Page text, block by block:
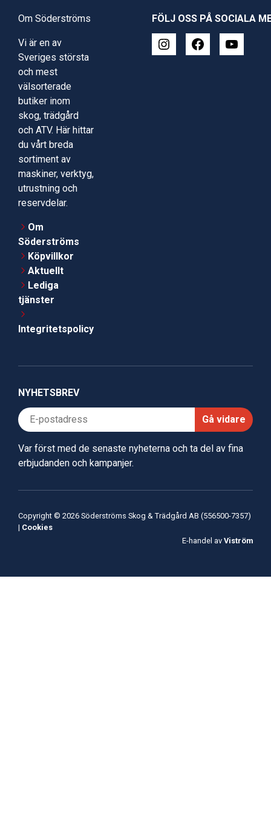
Om Söderströms
Vi är en av
Sveriges största
och mest
välsorterade
butiker inom
skog, trädgård
och ATV. Här hittar
du vårt breda
sortiment av
maskiner, verktyg,
utrustning och
reservdelar.
Om
Söderströms
Köpvillkor
Aktuellt
Lediga
tjänster
Integritetspolicy
FÖLJ OSS PÅ SOCIALA
NYHETSBREV
Gå vidare
Var först med de senaste nyheterna och ta del av fina
erbjudanden och kampanjer.
Copyright © 2026 Söderströms Skog & Trädgård AB (556500-7357)
| Cookies
E-handel av Viström